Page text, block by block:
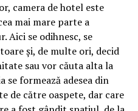
camera de hotel este
mai mare parte a
Aici se odihnesc, se
și, de multe ori, decid
sau vor căuta alta la
se formează adesea din
de către oaspete, dar care